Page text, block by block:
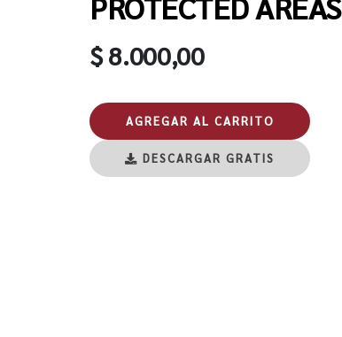
$ 8.000,00
AGREGAR AL CARRITO
DESCARGAR GRATIS